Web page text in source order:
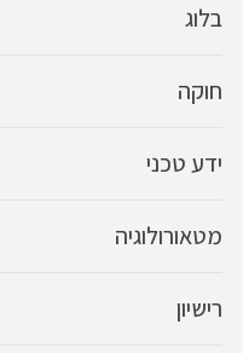
בלוג
חוקה
ידע טכני
מטאורולוגיה
רישיון